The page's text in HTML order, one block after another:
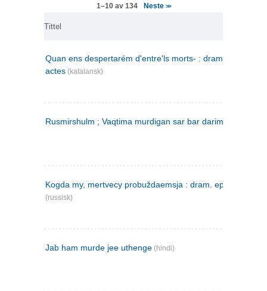
1–10 av 134 Neste >>
Tittel
Quan ens despertarém d'entre'ls morts- : drama en tres
actes (katalansk)
Rusmirshulm ; Vaqtima murdigan sar bar darim
Kogda my, mertvecy probuždaemsja : dram. epilog v 3 d
(russisk)
Jab ham murde jee uthenge (hindi)